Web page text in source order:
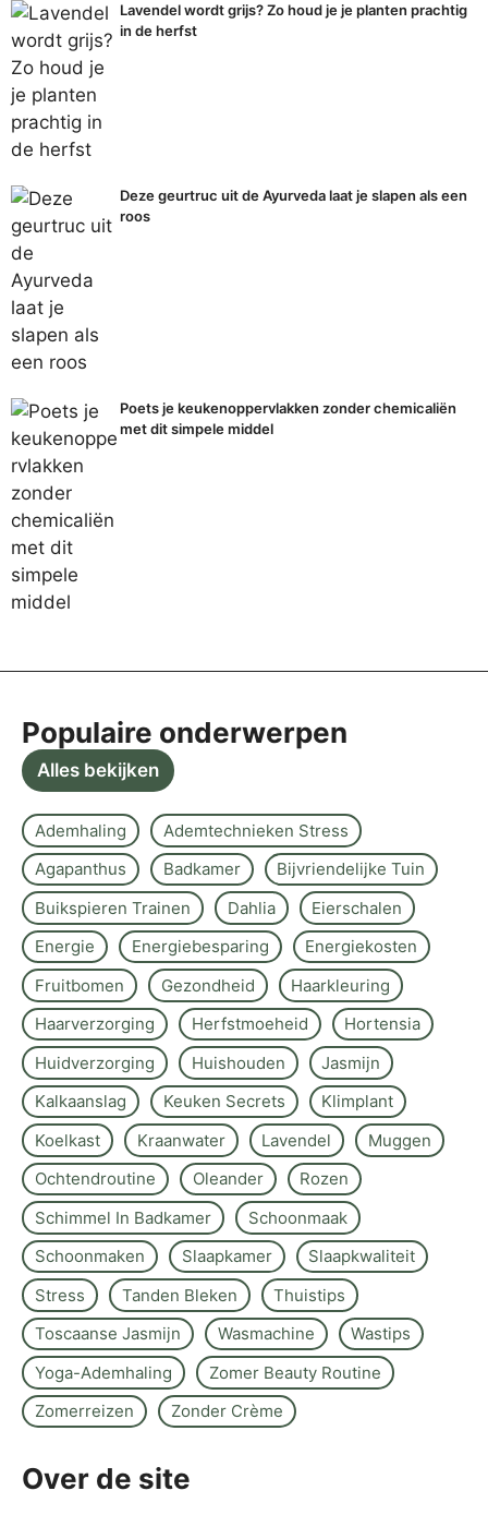
Lavendel wordt grijs? Zo houd je je planten prachtig
in de herfst
Deze geurtruc uit de Ayurveda laat je slapen als een
roos
Poets je keukenoppervlakken zonder chemicaliën
met dit simpele middel
Populaire onderwerpen
Alles bekijken
Ademhaling
Ademtechnieken Stress
Agapanthus
Badkamer
Bijvriendelijke Tuin
Buikspieren Trainen
Dahlia
Eierschalen
Energie
Energiebesparing
Energiekosten
Fruitbomen
Gezondheid
Haarkleuring
Haarverzorging
Herfstmoeheid
Hortensia
Huidverzorging
Huishouden
Jasmijn
Kalkaanslag
Keuken Secrets
Klimplant
Koelkast
Kraanwater Lavendel
Muggen
Ochtendroutine
Oleander
Rozen
Schimmel In Badkamer
Schoonmaak
Schoonmaken
Slaapkamer
Slaapkwaliteit
Stress
Tanden Bleken
Thuistips
Toscaanse Jasmijn
Wasmachine
Wastips
Yoga-Ademhaling
Zomer Beauty Routine
Zomerreizen
Zonder Crème
Over de site